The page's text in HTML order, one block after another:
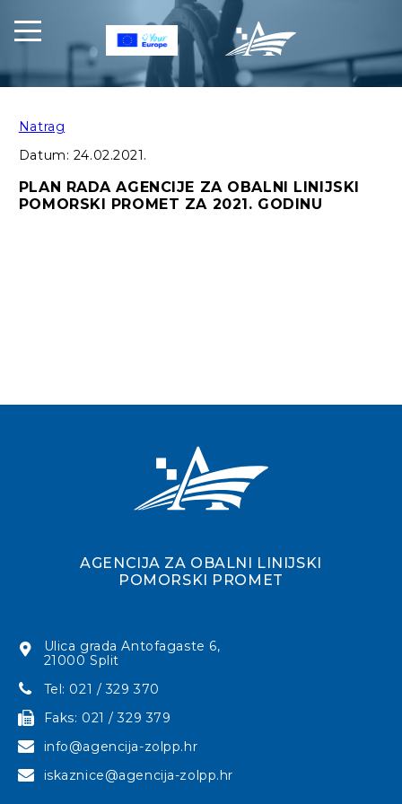
Natrag
Datum: 24.02.2021.
PLAN RADA AGENCIJE ZA OBALNI LINIJSKI
POMORSKI PROMET ZA 2021. GODINU
AGENCIJA ZA OBALNI LINIJSKI
POMORSKI PROMET
Ulica grada Antofagaste 6,
21000 Split
Tel: 021 / 329 370
Faks: 021 / 329 379
info@agencija-zolpp.hr
iskaznice@agencija-zolpp.hr